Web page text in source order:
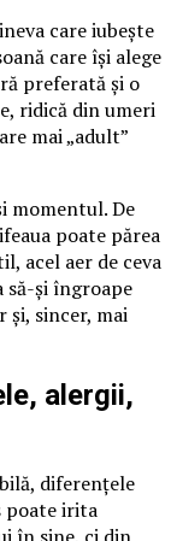
care iubește
care își alege
preferată și o
ridică din umeri
mai „adult”
momentul. De
poate părea
acel aer de ceva
să-și îngroape
sincer, mai
alergii,
diferențele
poate irita